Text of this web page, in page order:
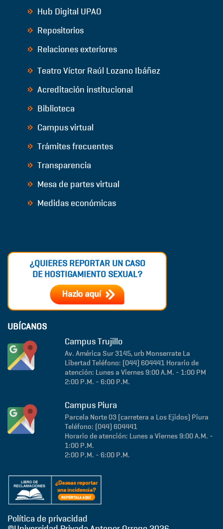
Hub Digital UPAO
Repositorios
Relaciones exteriores
Teatro Víctor Raúl Lozano Ibáñez
Acreditación institucional
Biblioteca
Campus virtual
Trámites frecuentes
Transparencia
Mesa de partes virtual
Medidas económicas
¿QUIERES REPORTAR UN CASO
DE HOSTIGAMIENTO SEXUAL?
UBÍCANOS
Campus Trujillo
Av. América Sur 3145, urb Monserrate La
Libertad Teléfono: (044) 604441 Horario de
atención: Lunes a Viernes 9:00 A.M. - 1:00 PM
2:00 P.M. - 6:00 P.M.
Campus Piura
Parcela Norte 03 (carretera a Los Ejidos) Piura
Teléfono: (044) 604441
Horario de atención: Lunes a Viernes 9:00 A.M. -
1:00 P.M.
2:00 P.M. - 6:00 P.M.
Política de privacidad